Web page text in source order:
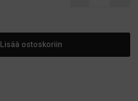
Lisää ostoskoriin